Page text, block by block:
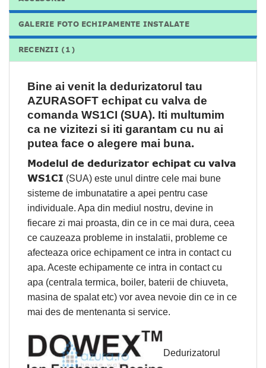
GALERIE FOTO ECHIPAMENTE INSTALATE
RECENZII (1)
Bine ai venit la dedurizatorul tau
AZURASOFT echipat cu valva de
comanda WS1CI (SUA). Iti multumim
ca ne vizitezi si iti garantam cu nu ai
putea face o alegere mai buna.
Modelul de dedurizator echipat cu valva
WS1CI (SUA) este unul dintre cele mai bune
sisteme de imbunatatire a apei pentru case
individuale. Apa din mediul nostru, devine in
fiecare zi mai proasta, din ce in ce mai dura, ceea
ce cauzeaza probleme in instalatii, probleme ce
afecteaza orice echipament ce intra in contact cu
apa. Aceste echipamente ce intra in contact cu
apa (centrala termica, boiler, baterii de chiuveta,
masina de spalat etc) vor avea nevoie din ce in ce
mai des de mentenanta si service.
Dedurizatorul